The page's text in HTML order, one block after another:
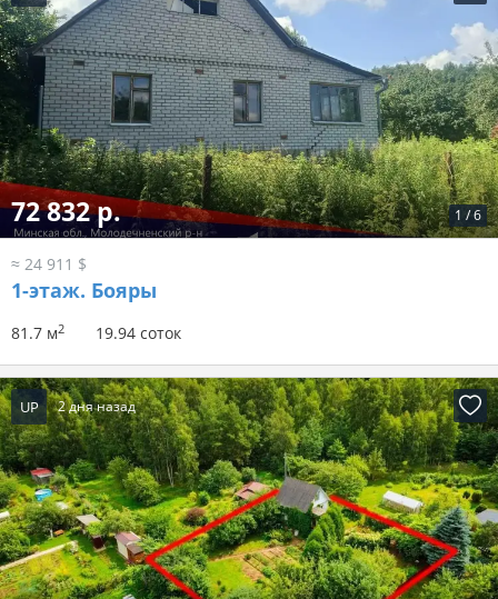
1 /6
72 832 р.
≈ 24 911 $
1-этаж. Бояры
81.7 м2 19.94 соток
UP 2 дня назад